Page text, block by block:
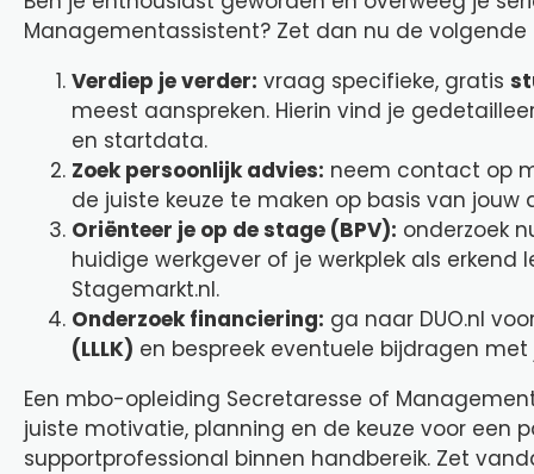
Managementassistent? Zet dan nu de
Verdiep je verder: vraag specifieke, gratis
meest aanspreken. Hierin vind je
en startdata.
Zoek persoonlijk advies: neem contact op
de juiste keuze te maken op basis van
Oriënteer je op de stage (BPV): onderzoek
huidige werkgever of je werkplek als erkend
Stagemarkt.nl.
Onderzoek financiering: ga naar DUO.nl
(LLLK) en bespreek eventuele bijdragen met
Een mbo-opleiding Secretaresse of
juiste motivatie, planning en de keuze voor een
supportprofessional binnen handbereik. Zet